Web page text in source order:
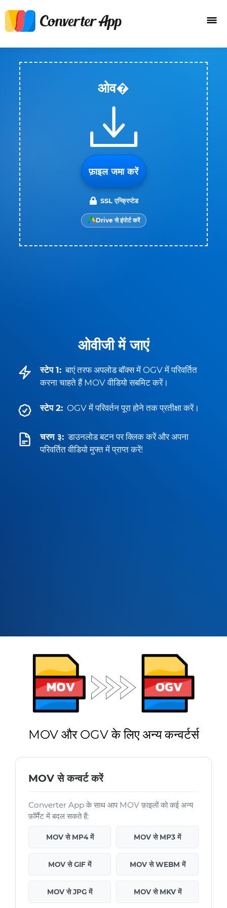
ओवीजी में जाएं
स्टेप 1: बाएं तरफ अपलोड बॉक्स में OGV में परिवर्तित
करना चाहते हैं MOV वीडियो सबमिट करें।
स्टेप 2: OGV में परिवर्तन पूरा होने तक प्रतीक्षा करें।
चरण ३: डाउनलोड बटन पर क्लिक करें और अपना
परिवर्तित वीडियो मुफ्त में प्राप्त करें!
ओव�
फ़ाइल जमा करें
SSL एन्क्रिप्टेड
Drive से इंपोर्ट करें
MOV और OGV के लिए अन्य कन्वर्टर्स
MOV से कन्वर्ट करें
Converter App के साथ आप MOV फ़ाइलों को कई अन्य
फ़ॉर्मैट में बदल सकते हैं:
MOV से MP4 में MOV से MP3 में
MOV से GIF में MOV से WEBM में
MOV से JPG में MOV से MKV में